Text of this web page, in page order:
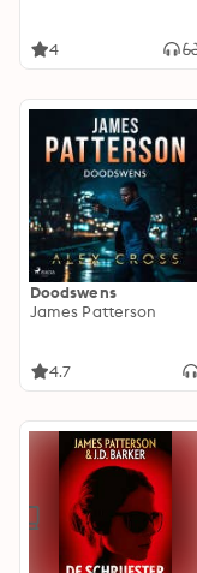
4
Doodswens
James Patterson
4.7